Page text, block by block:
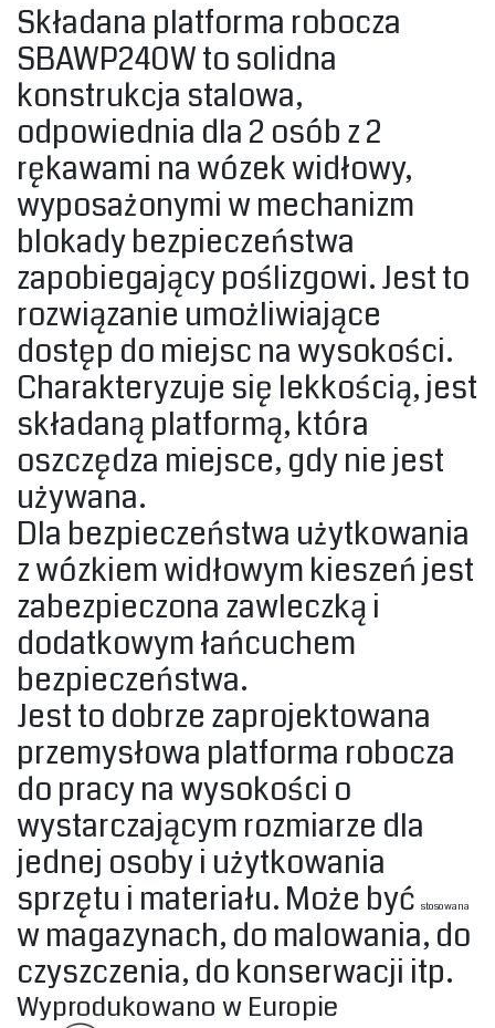
Składana platforma robocza
SBAWP240W to solidna
konstrukcja stalowa,
odpowiednia dla 2 osób z 2
rękawami na wózek widłowy,
wyposażonymi w mechanizm
blokady bezpieczeństwa
zapobiegający poślizgowi. Jest to
rozwiązanie umożliwiające
dostęp do miejsc na wysokości.
Charakteryzuje się lekkością, jest
składaną platformą, która
oszczędza miejsce, gdy nie jest
używana. ‎
‎Dla bezpieczeństwa użytkowania
z wózkiem widłowym kieszeń jest
zabezpieczona zawleczką i
dodatkowym łańcuchem
bezpieczeństwa.
Jest to dobrze zaprojektowana
przemysłowa platforma robocza
do pracy na wysokości o
wystarczającym rozmiarze dla
jednej osoby i użytkowania
sprzętu i materiału. Może być stosowana
w magazynach, do malowania, do
czyszczenia, do konserwacji itp.
‎Wyprodukowano w Europie ‎